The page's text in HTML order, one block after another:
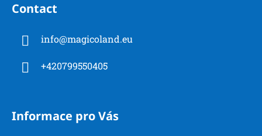
g
c
Contact
info@magicoland.eu
+420799550405
Informace pro Vás